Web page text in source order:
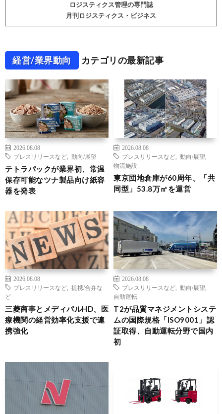
ロジスティクス管理の専門誌
月刊ロジスティクス・ビジネス
経営/業界動向 カテゴリの最新記事
2026.08.08
プレスリリースなど
動向/展望
テトラパックが業界初、常温
保存可能なツナ製品向け紙容
器を発表
2026.08.08
プレスリリースなど
動向/展望
物流施設
東京団地倉庫が60周年、「共
同型」53.8万㎡を運営
2026.08.08
プレスリリースなど
提携/合弁な
ど
三菱商事とメディパルHD、医
療機関の経営効率化支援で連
携強化
2026.08.08
プレスリリースなど
動向/展望
自動運転
T2が品質マネジメントシステ
ムの国際規格「ISO9001」認
証取得、自動運転分野で国内
初